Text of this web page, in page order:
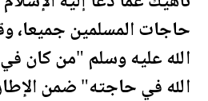
حاجات المسلمين جميعا،
الله عليه وسلم "من كان
الله في حاجته" ضمن